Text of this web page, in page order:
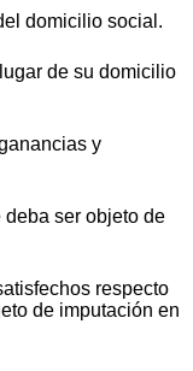
domicilio social.
de su domicilio
y
ser objeto de
respecto
de imputación en